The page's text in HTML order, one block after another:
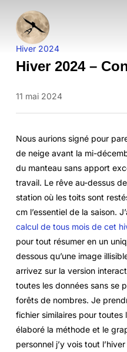
Hiver 2024
Hiver 2024 –
11 mai 2024
Nous aurions signé pour
de neige avant la mi-
du manteau sans apport
travail. Le rêve au-dessus
station où les toits sont
cm l’essentiel de la saison.
calcul de tous mois de cet
pour tout résumer en un
dessous qu’une image
arrivez sur la version
toutes les données sans se
forêts de nombres. Je
fichier similaires pour toutes
élaboré la méthode et le
personnel j’y vois tout